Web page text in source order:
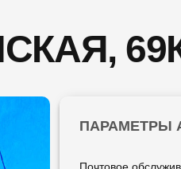
ПАРАМЕТРЫ